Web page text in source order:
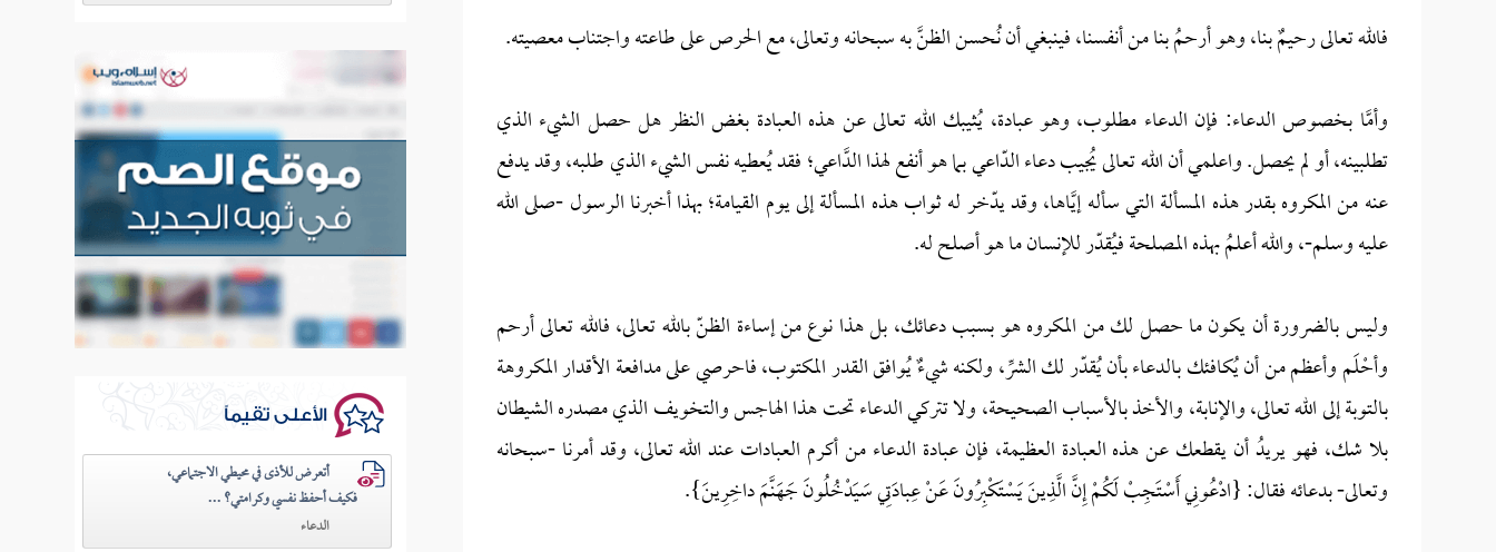
فالله تعالى رحيمٌ بنا، وهو أرحمُ بنا من أنفسنا، فينبغي أن نُحسن الظنَّ به سبحانه وتعالى، مع الحرص على طاعته واجتناب معصيته.
وأمَّا بخصوص الدعاء: فإن الدعاء مطلوب، وهو عبادة، يُثيبك الله تعالى عن هذه العبادة بغض النظر هل حصل الشيء الذي
تطلبينه، أو لم يحصل. واعلمي أن الله تعالى يُجيب دعاء الدّاعي بما هو أنفع لهذا الدَّاعي؛ فقد يُعطيه نفس الشيء الذي طلبه، وقد يدفع
عنه من المكروه بقدر هذه المسألة التي سأله إيَّاها، وقد يدّخر له ثواب هذه المسألة إلى يوم القيامة؛ بهذا أخبرنا الرسول -صلى الله
عليه وسلم-، والله أعلمُ بهذه المصلحة فيُقدّر للإنسان ما هو أصلح له.
وليس بالضرورة أن يكون ما حصل لك من المكروه هو بسبب دعائك، بل هذا نوع من إساءة الظنّ بالله تعالى، فالله تعالى أرحم
وأحْلَم وأعظم من أن يُكافئك بالدعاء بأن يُقدّر لك الشرِّ، ولكنه شيءٌ يُوافق القدر المكتوب، فاحرصي على مدافعة الأقدار المكروهة
بالتوبة إلى الله تعالى، والإنابة، والأخذ بالأسباب الصحيحة، ولا تتركي الدعاء تحت هذا الهاجس والتخويف الذي مصدره الشيطان
بلا شك، فهو يريدُ أن يقطعك عن هذه العبادة العظيمة، فإن عبادة الدعاء من أكرم العبادات عند الله تعالى، وقد أمرنا -سبحانه
وتعالى- بدعائه فقال: {‌ادْعُونِي ‌أَسْتَجِبْ لَكُمْ إِنَّ الَّذِينَ يَسْتَكْبِرُونَ عَنْ عِبادَتِي سَيَدْخُلُونَ جَهَنَّمَ داخِرِينَ}.
الأعلى تقيماً
أتعرض للأذى في محيطي الاجتماعي،
فكيف أحفظ نفسي وكرامتي؟ ...
الدعاء